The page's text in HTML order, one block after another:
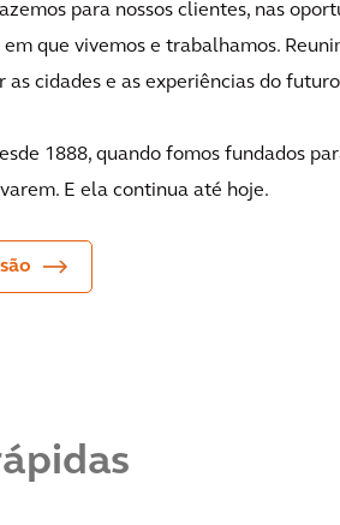
para nossos clientes, nas
que vivemos e trabalhamos.
cidades e as experiências do
1888, quando fomos fundados
E ela continua até hoje.